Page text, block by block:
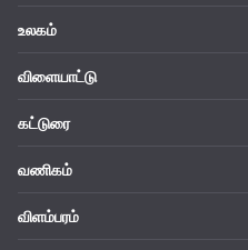
உலகம்
விளையாட்டு
கட்டுரை
வணிகம்
விளம்பரம்